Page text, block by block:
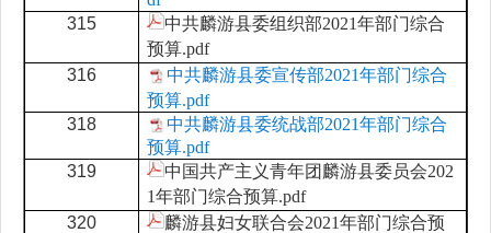
315
中共麟游县委组织部2021年部门综合
预算.pdf
316
中共麟游县委宣传部2021年部门综合
预算.pdf
318
中共麟游县委统战部2021年部门综合
预算.pdf
319
中国共产主义青年团麟游县委员会202
1年部门综合预算.pdf
320
麟游县妇女联合会2021年部门综合预